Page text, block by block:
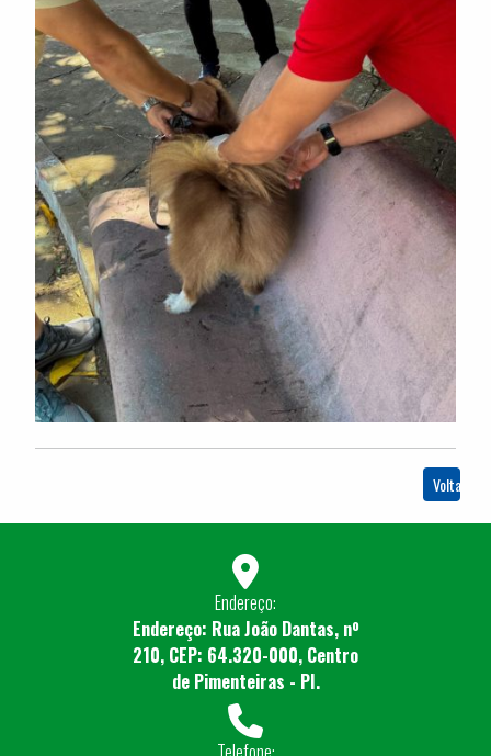
Voltar
Endereço:
Endereço: Rua João Dantas, nº
210, CEP: 64.320-000, Centro
de Pimenteiras - PI.